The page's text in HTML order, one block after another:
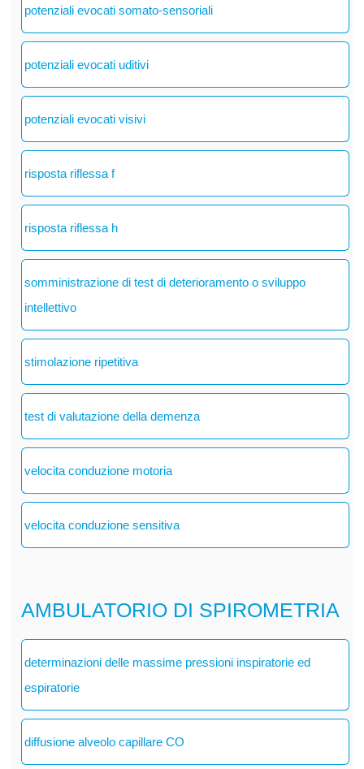
potenziali evocati somato-sensoriali
potenziali evocati uditivi
potenziali evocati visivi
risposta riflessa f
risposta riflessa h
somministrazione di test di deterioramento o sviluppo
intellettivo
stimolazione ripetitiva
test di valutazione della demenza
velocita conduzione motoria
velocita conduzione sensitiva
AMBULATORIO DI SPIROMETRIA
determinazioni delle massime pressioni inspiratorie ed
espiratorie
diffusione alveolo capillare CO